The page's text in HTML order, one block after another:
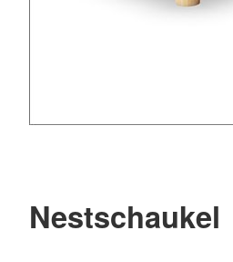
Nestschaukel